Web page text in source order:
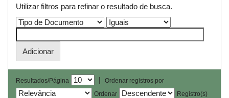
Utilizar filtros para refinar o resultado de busca.
Resultados/Página |
Ordenar registros por
Ordenar
Registro(s)